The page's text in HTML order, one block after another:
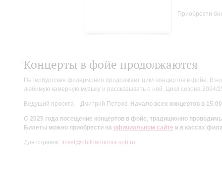
Приобрести
Концерты в фойе продолжаются
Петербургская филармония продолжает цикл концертов в фойе. В
любимую камерную музыку и рассказывать о ней. Цикл сезона
Ведущий проекта – Дмитрий Петров. Начало всех концертов в
С 2025 года посещение концертов в фойе, традиционно
Билеты можно приобрести на официальном сайте и в кассах
Для справок: ticket@philharmonia.spb.ru